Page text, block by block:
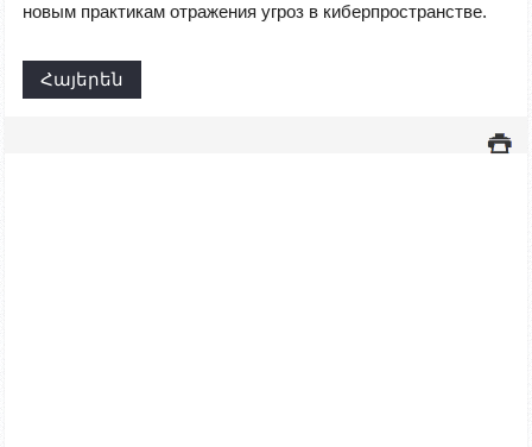
новым практикам отражения угроз в киберпространстве.
Հայերեն